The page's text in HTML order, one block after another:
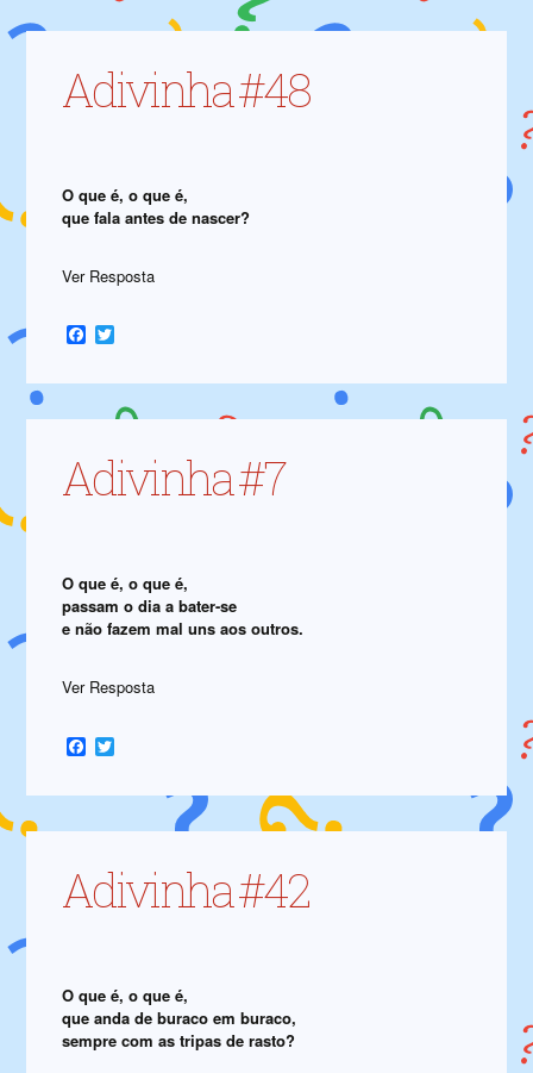
Adivinha #48
O que é, o que é,
que fala antes de nascer?
Ver Resposta
Facebook
Adivinha #7
O que é, o que é,
passam o dia a bater-se
e não fazem mal uns aos outros.
Ver Resposta
Facebook
Adivinha #42
O que é, o que é,
que anda de buraco em buraco,
sempre com as tripas de rasto?